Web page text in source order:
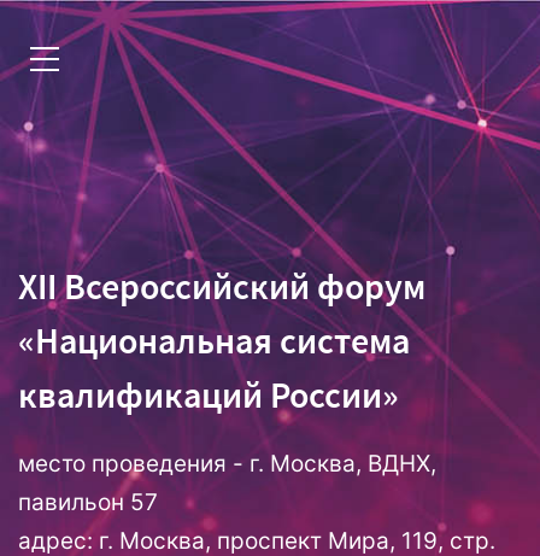
Инструкция для запуска
XII Всероссийский форум
«Национальная система
квалификаций России»
место проведения - г. Москва, ВДНХ,
павильон 57
адрес: г. Москва, проспект Мира, 119, стр.